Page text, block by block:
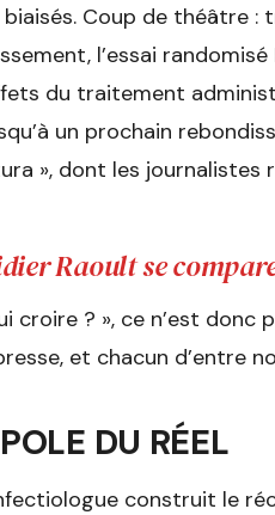
Coup de théâtre
l’essai
du traitement
un prochain
», dont les
Raoult se
croire ? », ce n’est
et chacun d’entre
DU RÉEL
construit le